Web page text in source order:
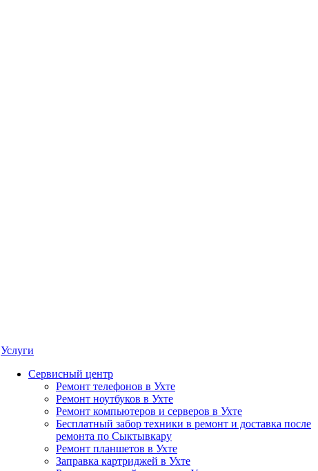
Услуги
Сервисный центр
Ремонт телефонов в Ухте
Ремонт ноутбуков в Ухте
Ремонт компьютеров и серверов в Ухте
Бесплатный забор техники в ремонт и доставка после
ремонта по Сыктывкару
Ремонт планшетов в Ухте
Заправка картриджей в Ухте